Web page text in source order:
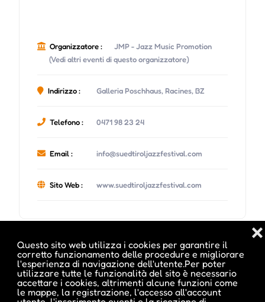
Questo sito web utilizza i cookies per garantire il
corretto funzionamento delle procedure e migliorare
l'esperienza di navigazione dell'utente.Per poter
utilizzare tutte le funzionalità del sito è necessario
accettare i cookies, altrimenti alcune funzioni come
le mappe, la registrazione, l'accesso all'account
❌
Organizzatore :
JMP - Jazz Music Promotion
(Vedi altri eventi di questo organizzatore)
Indirizzo : Galleria Poschhaus, Racines, BZ
Telefono : 0471 98 23 24
Email : info@suedtiroljazzfestival.com
Sito Web : www.suedtiroljazzfestival.com
Date e orari evento :